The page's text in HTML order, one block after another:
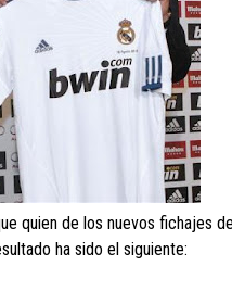
quien de los nuevos fichajes
ha sido el siguiente: